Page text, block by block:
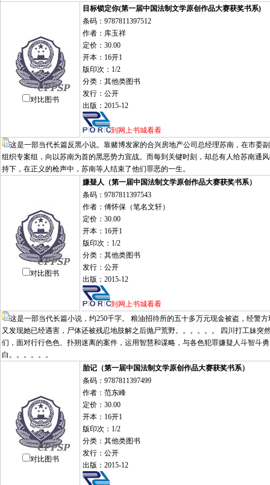
对比图书
目标锁定你(第一届中国法制文学原创作品大赛获奖书系)
条码：9787811397512
作者：库玉祥
定价：30.00
开本：16开1
版印次：1/2
分类：其他类图书
发行：公开
出版：2015-12
到网上书城看看
这是一部当代长篇反黑小说。靠赌博发家的合兴房地产公司总经理苏南，在市
组织专案组，向以苏南为首的黑恶势力宣战。而每到关键时刻，却总有人给苏南通
持下，在正义的枪声中，苏南等人结束了他们罪恶的一生。
对比图书
嫌疑人（第一届中国法制文学原创作品大赛获奖书系）
条码：9787811397543
作者：傅怀保（笔名文轩）
定价：30.00
开本：16开1
版印次：1/2
分类：其他类图书
发行：公开
出版：2015-12
到网上书城看看
这是一部当代长篇小说，约250千字。 粮油招待所的五十多万元现金被盗，经警
又发现她已经遇害，尸体还被残忍地肢解之后抛尸荒野。。。。。。 四川打工妹
们，面对行行色色、扑朔迷离的案件，运用智慧和谋略，与各色犯罪嫌疑人斗智斗
白。。。。。。
对比图书
胎记（第一届中国法制文学原创作品大赛获奖书系）
条码：9787811397499
作者：范东峰
定价：30.00
开本：16开1
版印次：1/2
分类：其他类图书
发行：公开
出版：2015-12